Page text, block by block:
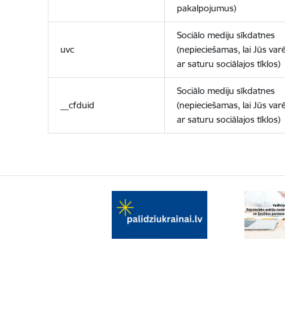
pakalpojumus)
uvc
Sociālo mediju sīkdatnes
(nepieciešamas, lai Jūs
ar saturu sociālajos tīklos)
__cfduid
Sociālo mediju sīkdatnes
(nepieciešamas, lai Jūs
ar saturu sociālajos tīklos)